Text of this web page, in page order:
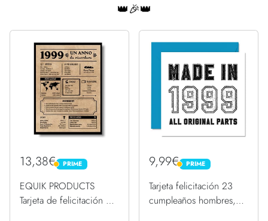
👑🎉👑
13,38€ PRIME
PRIME
EQUIK PRODUCTS
Tarjeta de felicitación de
9,99€ PRIME
PRIME
Tarjeta felicitación 23
cumpleaños hombres,